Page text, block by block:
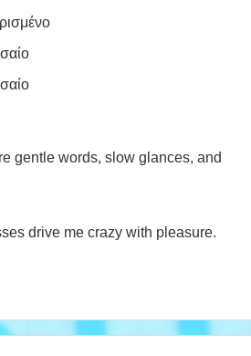
gentle words, slow glances, and
drive me crazy with pleasure.